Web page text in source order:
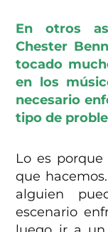
En otros
Chester
tocado
en los
necesario
tipo de
Lo es
que
alguien
escenario